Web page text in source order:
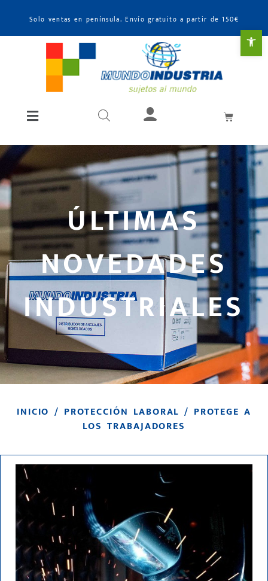
Solo ventas en península. Envío gratuito a partir de 150€
ÚLTIMAS
NOVEDADES
INDUSTRIALES
INICIO / PROTECCIÓN LABORAL / PROTEGE A
LOS TRABAJADORES